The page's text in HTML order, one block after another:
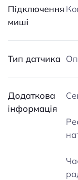
Підключення
миші
Тип датчика
Додаткова
інформація